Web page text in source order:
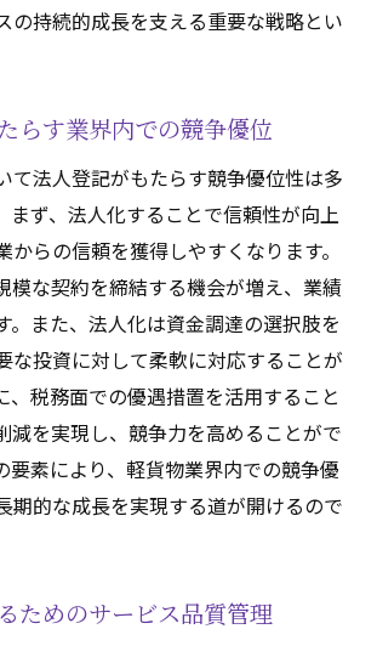
の持続的成長を支える重要な戦略とい
らす業界内での競争優位
て法人登記がもたらす競争優位性は多
まず、法人化することで信頼性が向上
からの信頼を獲得しやすくなります。
模な契約を締結する機会が増え、業績
。また、法人化は資金調達の選択肢を
な投資に対して柔軟に対応することが
、税務面での優遇措置を活用すること
減を実現し、競争力を高めることがで
要素により、軽貨物業界内での競争優
期的な成長を実現する道が開けるので
ためのサービス品質管理